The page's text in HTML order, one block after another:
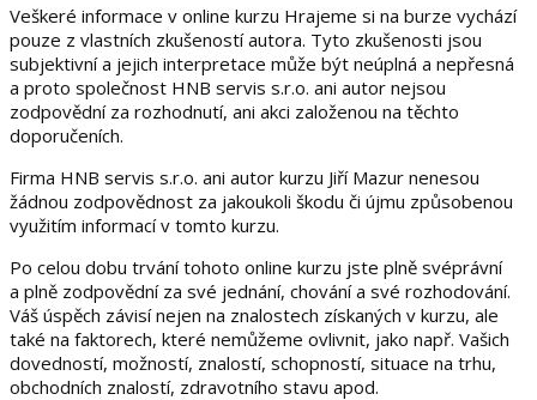
Veškeré informace v online kurzu Hrajeme si na burze vychází
pouze z vlastních zkušeností autora. Tyto zkušenosti jsou
subjektivní a jejich interpretace může být neúplná a nepřesná
a proto společnost HNB servis s.r.o. ani autor nejsou
zodpovědní za rozhodnutí, ani akci založenou na těchto
doporučeních.
Firma HNB servis s.r.o. ani autor kurzu Jiří Mazur nenesou
žádnou zodpovědnost za jakoukoli škodu či újmu způsobenou
využitím informací v tomto kurzu.
Po celou dobu trvání tohoto online kurzu jste plně svéprávní
a plně zodpovědní za své jednání, chování a své rozhodování.
Váš úspěch závisí nejen na znalostech získaných v kurzu, ale
také na faktorech, které nemůžeme ovlivnit, jako např. Vašich
dovedností, možností, znalostí, schopností, situace na trhu,
obchodních znalostí, zdravotního stavu apod.